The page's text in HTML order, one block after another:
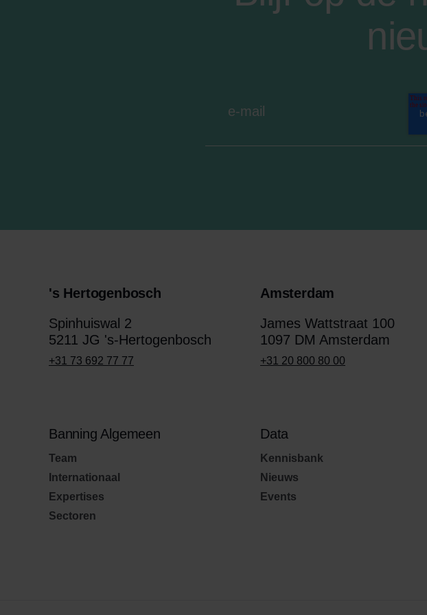
's Hertogenbosch
Spinhuiswal 2
5211 JG 's-Hertogenbosch
+31 73 692 77 77
Amsterdam
James Wattstraat 100
1097 DM Amsterdam
+31 20 800 80 00
Banning Algemeen
Team
Internationaal
Expertises
Sectoren
Data
Kennisbank
Nieuws
Events